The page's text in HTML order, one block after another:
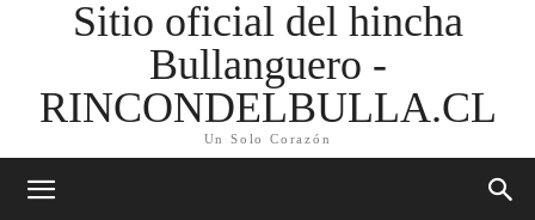
Sitio oficial del hincha
Bullanguero -
RINCONDELBULLA.CL
Un Solo Corazón